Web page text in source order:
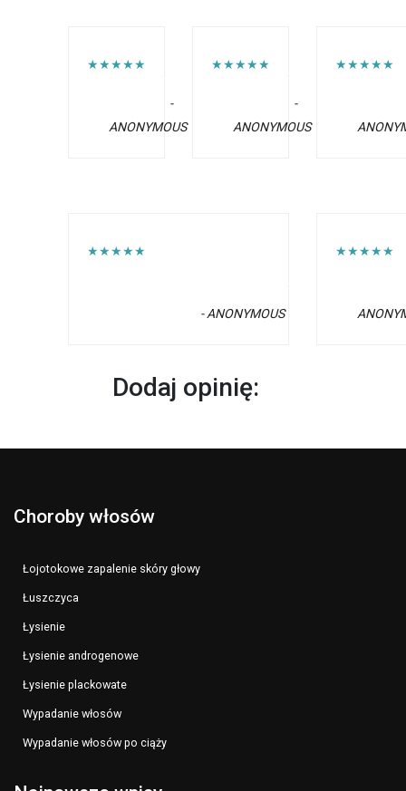
★★★★★
-
ANONYMOUS
★★★★★
-
ANONYMOUS
★★★★★
★★★★★
- ANONYMOUS
★★★★★
Dodaj opinię:
Choroby włosów
Łojotokowe zapalenie skóry głowy
Łuszczyca
Łysienie
Łysienie androgenowe
Łysienie plackowate
Wypadanie włosów
Wypadanie włosów po ciąży